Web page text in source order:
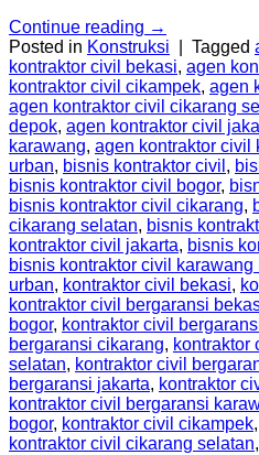
Continue reading →
Posted in Konstruksi Tagged
kontraktor civil bekasi, agen
kontraktor civil cikampek, agen
agen kontraktor civil cikarang
depok, agen kontraktor civil
karawang, agen kontraktor civil
urban, bisnis kontraktor civil ,
bisnis kontraktor civil bogor,
bisnis kontraktor civil cikarang,
cikarang selatan, bisnis
kontraktor civil jakarta, bisnis
bisnis kontraktor civil karawang
urban, kontraktor civil bekasi,
kontraktor civil bergaransi
bogor, kontraktor civil
bergaransi cikarang, kontraktor
selatan, kontraktor civil
bergaransi jakarta, kontraktor
kontraktor civil bergaransi
bogor, kontraktor civil cikampek,
kontraktor civil cikarang selatan,